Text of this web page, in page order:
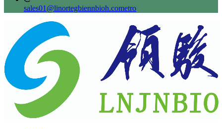
sales01@linortegbiennbioh.cometro